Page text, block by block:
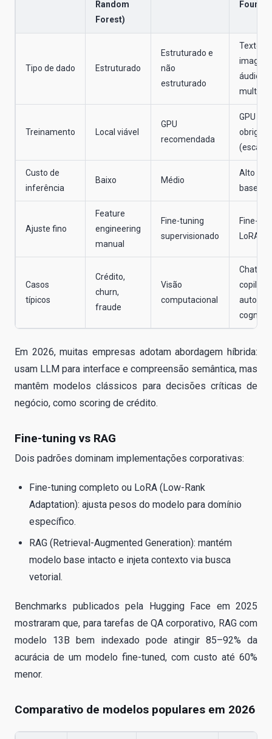
Random
Forest)
Tipo de dado Estruturado
Estruturado e
não
estruturado
Texto,
áudio
Treinamento Local viável
GPU
recomendada
GPU
(escala)
Custo de
inferência
Baixo Médio
Alto
based)
Ajuste fino
Feature
engineering
manual
Fine-tuning
supervisionado
Fine-
LoRA,
Casos
típicos
Crédito,
churn,
fraude
Visão
computacional
copilots,
Em 2026, muitas empresas adotam abordagem híbrida:
usam LLM para interface e compreensão semântica, mas
mantêm modelos clássicos para decisões críticas de
negócio, como scoring de crédito.
Fine-tuning vs RAG
Dois padrões dominam implementações corporativas:
Fine-tuning completo ou LoRA (Low-Rank
Adaptation): ajusta pesos do modelo para domínio
específico.
RAG (Retrieval-Augmented Generation): mantém
modelo base intacto e injeta contexto via busca
vetorial.
Benchmarks publicados pela Hugging Face em 2025
mostraram que, para tarefas de QA corporativo, RAG com
modelo 13B bem indexado pode atingir 85–92% da
acurácia de um modelo fine-tuned, com custo até 60%
menor.
Comparativo de modelos populares em 2026